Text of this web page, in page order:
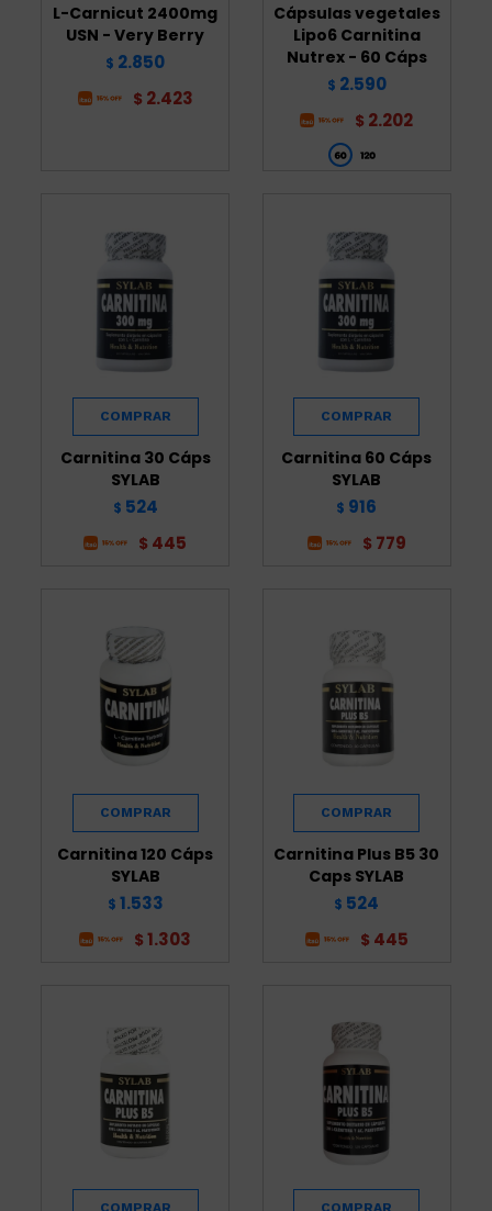
L-Carnicut 2400mg
USN - Very Berry
$ 2.850
$ 2.423
Cápsulas vegetales
Lipo6 Carnitina
Nutrex - 60 Cáps
$ 2.590
$ 2.202
Carnitina 30 Cáps
SYLAB
$ 524
$ 445
Carnitina 60 Cáps
SYLAB
$ 916
$ 779
Carnitina 120 Cáps
SYLAB
$ 1.533
$ 1.303
Carnitina Plus B5 30
Caps SYLAB
$ 524
$ 445